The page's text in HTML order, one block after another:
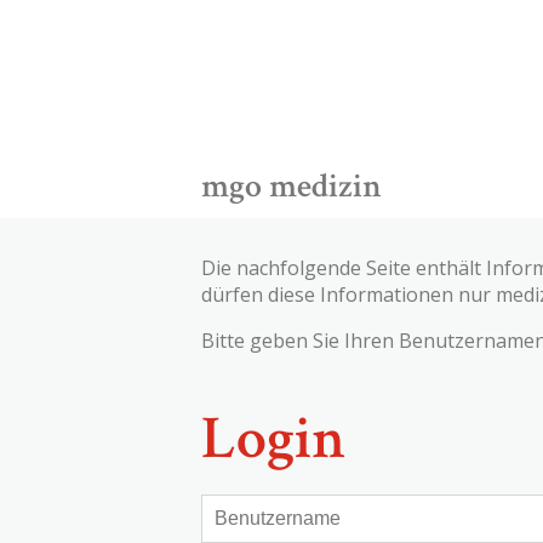
mgo medizin
Die nachfolgende Seite enthält
dürfen diese Informationen nur
Bitte geben Sie Ihren
Login